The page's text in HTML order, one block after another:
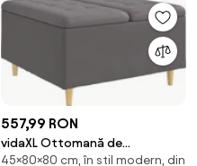
557,99 RON
vidaXL Ottomană de
depozitare Gri 80 x 80 x 45 cm
45×80×80 cm, în stil modern, din